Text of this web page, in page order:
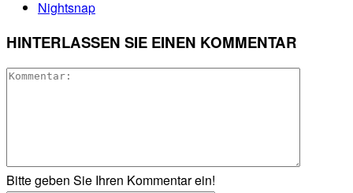
Nightsnap
HINTERLASSEN SIE EINEN KOMMENTAR
Bitte geben Sie Ihren Kommentar ein!